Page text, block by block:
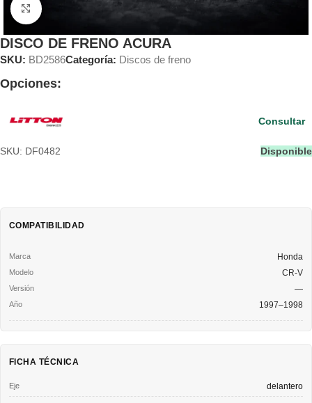
Clic para ampliar
DISCO DE FRENO ACURA
SKU: BD2586Categoría: Discos de freno
Opciones:
SKU: DF0482 Disponible
Consultar
COMPATIBILIDAD
Honda
CR-V
—
1997–1998
FICHA TÉCNICA
Eje delantero